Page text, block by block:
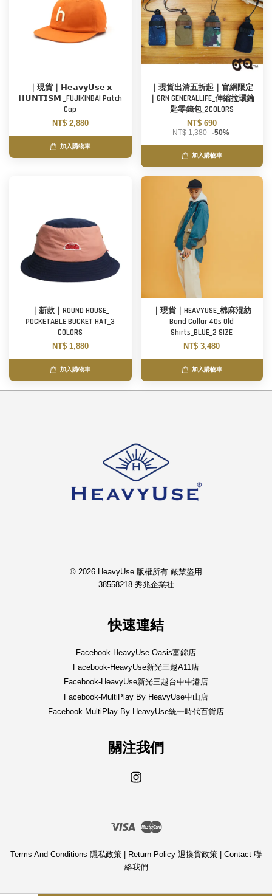
｜現貨｜𝗛𝗲𝗮𝘃𝘆𝗨𝘀𝗲 𝘅
𝗛𝗨𝗡𝗧𝗜𝗦𝗠 _FUJIKINBAI Patch
Cap
NT$ 2,880
加入購物車
｜現貨出清五折起｜官網限定
｜GRN GENERALLIFE_伸縮拉環鑰
匙零錢包_2COLORS
NT$ 690
NT$ 1,380 -50%
加入購物車
｜新款｜ROUND HOUSE_
POCKETABLE BUCKET HAT_3
COLORS
NT$ 1,880
加入購物車
｜現貨｜HEAVYUSE_棉麻混紡
Band Collar 40s Old
Shirts_BLUE_2 SIZE
NT$ 3,480
加入購物車
© 2026 HeavyUse.版權所有.嚴禁盜用
38558218 秀兆企業社
快速連結
Facebook-HeavyUse Oasis富錦店
Facebook-HeavyUse新光三越A11店
Facebook-HeavyUse新光三越台中中港店
Facebook-MultiPlay By HeavyUse中山店
Facebook-MultiPlay By HeavyUse統一時代百貨店
關注我們
Visa Master
Terms And Conditions 隱私政策 Return Policy 退換貨政策
Contact 聯
絡我們